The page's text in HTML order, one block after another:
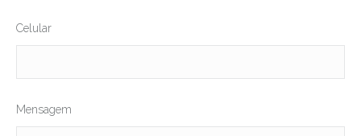
Celular
Mensagem